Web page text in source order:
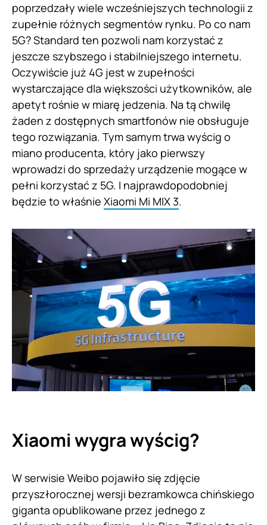
poprzedzały wiele wcześniejszych technologii z
zupełnie różnych segmentów rynku. Po co nam
5G? Standard ten pozwoli nam korzystać z
jeszcze szybszego i stabilniejszego internetu.
Oczywiście już 4G jest w zupełności
wystarczające dla większości użytkowników, ale
apetyt rośnie w miarę jedzenia. Na tą chwilę
żaden z dostępnych smartfonów nie obsługuje
tego rozwiązania. Tym samym trwa wyścig o
miano producenta, który jako pierwszy
wprowadzi do sprzedaży urządzenie mogące w
pełni korzystać z 5G. I najprawdopodobniej
będzie to właśnie Xiaomi Mi MIX 3.
Xiaomiwygra wyścig?
W serwisie Weibo pojawiło się zdjęcie
przyszłorocznej wersji bezramkowca chińskiego
giganta opublikowane przez jednego z